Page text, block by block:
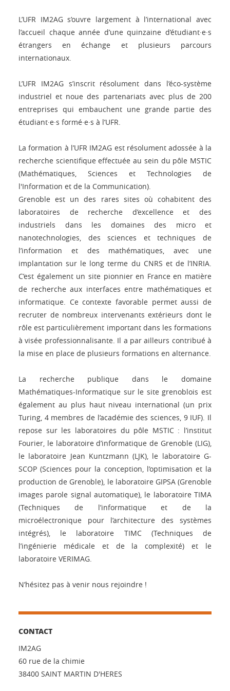
L’UFR IM2AG s’ouvre largement à l’international avec
l’accueil chaque année d’une quinzaine d’étudiant·e·s
étrangers en échange et plusieurs parcours
internationaux.
L’UFR IM2AG s’inscrit résolument dans l’éco-système
industriel et noue des partenariats avec plus de 200
entreprises qui embauchent une grande partie des
étudiant·e·s formé·e·s à l’UFR.
La formation à l’UFR IM2AG est résolument adossée à la
recherche scientifique effectuée au sein du pôle MSTIC
(Mathématiques, Sciences et Technologies de
l'Information et de la Communication).
Grenoble est un des rares sites où cohabitent des
laboratoires de recherche d’excellence et des
industriels dans les domaines des micro et
nanotechnologies, des sciences et techniques de
l’information et des mathématiques, avec une
implantation sur le long terme du CNRS et de l’INRIA.
C’est également un site pionnier en France en matière
de recherche aux interfaces entre mathématiques et
informatique. Ce contexte favorable permet aussi de
recruter de nombreux intervenants extérieurs dont le
rôle est particulièrement important dans les formations
à visée professionnalisante. Il a par ailleurs contribué à
la mise en place de plusieurs formations en alternance.
La recherche publique dans le domaine
Mathématiques-Informatique sur le site grenoblois est
également au plus haut niveau international (un prix
Turing, 4 membres de l’académie des sciences, 9 IUF). Il
repose sur les laboratoires du pôle MSTIC : l’institut
Fourier, le laboratoire d’informatique de Grenoble (LIG),
le laboratoire Jean Kuntzmann (LJK), le laboratoire G-
SCOP (Sciences pour la conception, l’optimisation et la
production de Grenoble), le laboratoire GIPSA (Grenoble
images parole signal automatique), le laboratoire TIMA
(Techniques de l’informatique et de la
microélectronique pour l’architecture des systèmes
intégrés), le laboratoire TIMC (Techniques de
l’ingénierie médicale et de la complexité) et le
laboratoire VERIMAG.
N’hésitez pas à venir nous rejoindre !
CONTACT
IM2AG
60 rue de la chimie
38400 SAINT MARTIN D'HERES